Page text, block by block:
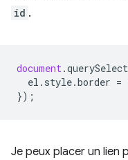
id .
document.
el . style.border =
});
Je peux placer un lien